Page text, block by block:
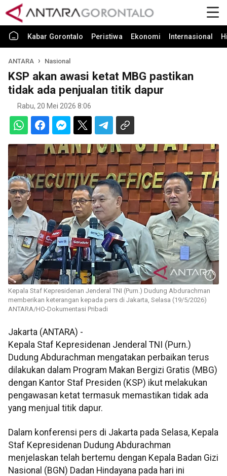
Kabar Gorontalo Peristiwa Ekonomi Internasional
ANTARA Nasional
KSP akan awasi ketat MBG pastikan
tidak ada penjualan titik dapur
Rabu, 20 Mei 2026 8:06
Kepala Staf Kepresidenan Jenderal TNI (Purn.) Dudung Abdurachman
memberikan keterangan kepada pers di Jakarta, Selasa (19/5/2026)
ANTARA/HO-Dokumentasi Pribadi
Jakarta (ANTARA) -
Kepala Staf Kepresidenan Jenderal TNI (Purn.)
Dudung Abdurachman mengatakan perbaikan terus
dilakukan dalam Program Makan Bergizi Gratis (MBG)
dengan Kantor Staf Presiden (KSP) ikut melakukan
pengawasan ketat termasuk memastikan tidak ada
yang menjual titik dapur.
Dalam konferensi pers di Jakarta pada Selasa, Kepala
Staf Kepresidenan Dudung Abdurachman
menjelaskan telah bertemu dengan Kepala Badan Gizi
Nasional (BGN) Dadan Hindayana pada hari ini